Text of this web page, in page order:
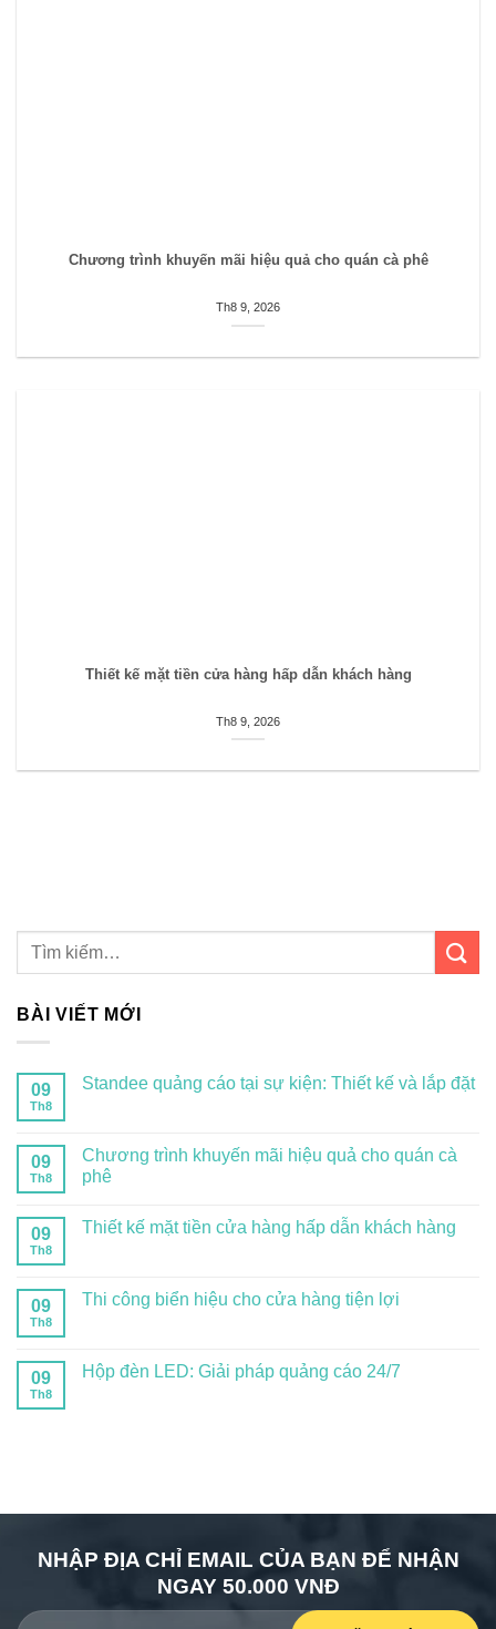
Chương trình khuyến mãi hiệu quả cho quán cà phê
Th8 9, 2026
Thiết kế mặt tiền cửa hàng hấp dẫn khách hàng
Th8 9, 2026
BÀI VIẾT MỚI
09
Th8
Standee quảng cáo tại sự kiện: Thiết kế và lắp đặt
09
Th8
Chương trình khuyến mãi hiệu quả cho quán cà
phê
09
Th8
Thiết kế mặt tiền cửa hàng hấp dẫn khách hàng
09
Th8
Thi công biển hiệu cho cửa hàng tiện lợi
09
Th8
Hộp đèn LED: Giải pháp quảng cáo 24/7
NHẬP ĐỊA CHỈ EMAIL CỦA BẠN ĐỂ NHẬN
NGAY 50.000 VNĐ